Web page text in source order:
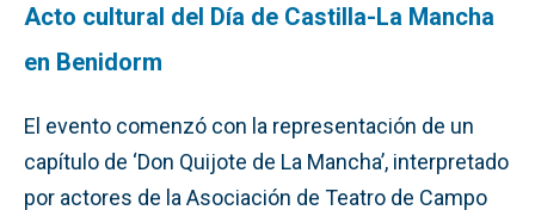
Acto cultural del Día de Castilla-La Mancha
en Benidorm
El evento comenzó con la representación de un
capítulo de ‘Don Quijote de La Mancha’, interpretado
por actores de la Asociación de Teatro de Campo